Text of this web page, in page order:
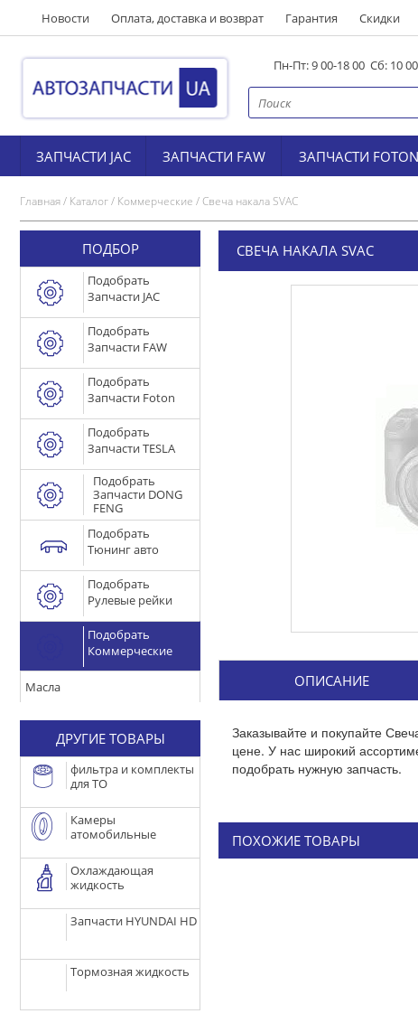
Новости Оплата, доставка и возврат Гарантия Скидки
Пн-Пт: 9 00-18 00 Сб: 10
ЗАПЧАСТИ JAC ЗАПЧАСТИ FAW ЗАПЧАСТИ FOTON
Главная/ Каталог/ Коммерческие /Свеча накала SVAC
ПОДБОР
Подобрать
Запчасти JAC
Подобрать
Запчасти FAW
Подобрать
Запчасти Foton
Подобрать
Запчасти TESLA
Подобрать
Запчасти DONG
FENG
Подобрать
Тюнинг авто
Подобрать
Рулевые рейки
Подобрать
Коммерческие
Масла
ДРУГИЕ ТОВАРЫ
фильтра и комплекты
для ТО
Камеры
атомобильные
Охлаждающая
жидкость
Запчасти HYUNDAI HD
Тормозная жидкость
СВЕЧА НАКАЛА SVAC
ОПИСАНИЕ
Заказывайте и покупайте
цене. У нас широкий
подобрать нужную запчасть.
ПОХОЖИЕ ТОВАРЫ